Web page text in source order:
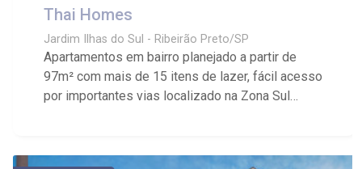
Thai Homes
Jardim Ilhas do Sul - Ribeirão Preto/SP
Apartamentos em bairro planejado a partir de
97m² com mais de 15 itens de lazer, fácil acesso
por importantes vias localizado na Zona Sul